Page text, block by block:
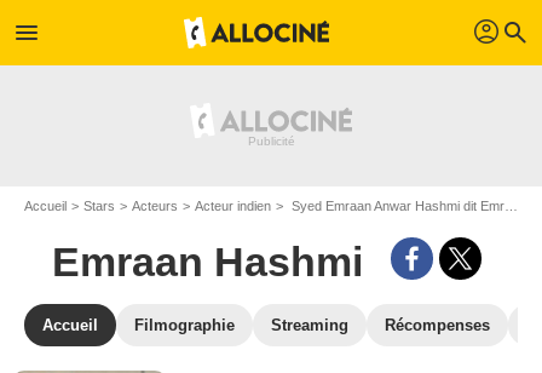
menu profil search
Accueil Stars Acteurs Acteur indien Syed Emraan Anwar Hashmi dit Emraan Hashmi
Emraan Hashmi
Accueil Filmographie Streaming Récompenses